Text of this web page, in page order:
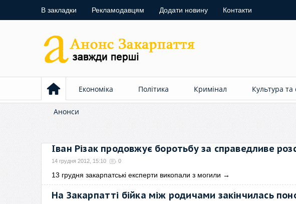
В закладки Рекламодавцям Додати новину Контакти
Економіка Політика Кримінал Культура та
Анонси
Іван Різак продовжує боротьбу за справедливе
14 грудня 2012, 15:10 0
13 грудня закарпатські експерти викопали з могили →
На Закарпатті бійка між родичами закінчилась